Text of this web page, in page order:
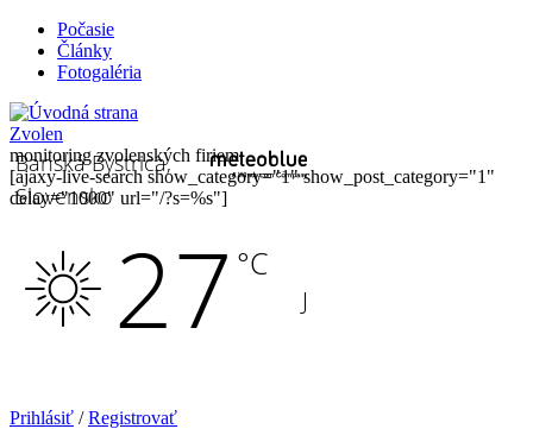
Počasie
Články
Fotogaléria
Zvolen
monitoring zvolenských firiem
[ajaxy-live-search show_category="1" show_post_category="1"
delay="1000" url="/?s=%s"]
Prihlásiť /Registrovať